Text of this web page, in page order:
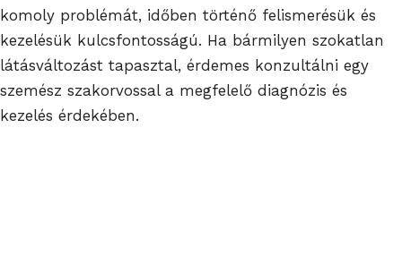
komoly problémát, időben történő felismerésük és
kezelésük kulcsfontosságú. Ha bármilyen szokatlan
látásváltozást tapasztal, érdemes konzultálni egy
szemész szakorvossal a megfelelő diagnózis és
kezelés érdekében.